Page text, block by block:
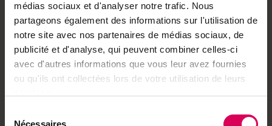
médias sociaux et d'analyser notre trafic. Nous
partageons également des informations sur l'utilisation de
notre site avec nos partenaires de médias sociaux, de
publicité et d'analyse, qui peuvent combiner celles-ci
avec d'autres informations que vous leur avez fournies
ou qu'ils ont collectées lors de votre utilisation de leurs
Nécessaires
Le principe: un système de gaines perforées qui diffuse
de l’air chauffé à 70°C à partir d’une remorque
autonome, protégeant efficacement et écologiquement
les cultures du gel. «C’est un dispositif très simple. En le
voyant, les gens se demandent souvent pourquoi
personne n’y avait pensé avant… C’est bon signe!»
s’exclame-t-il en montrant le trophée qui trône dans